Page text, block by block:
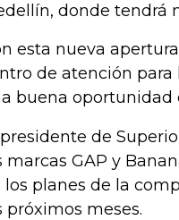
donde tendrá
esta nueva
de atención para
buena oportunidad
de
marcas GAP y
los planes de la
próximos meses.